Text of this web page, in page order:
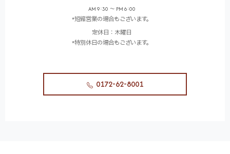
AM 9:30 ～ PM 6:00
*短縮営業の場合もございます。
定休日：木曜日
*特別休日の場合もございます。
0172-62-8001